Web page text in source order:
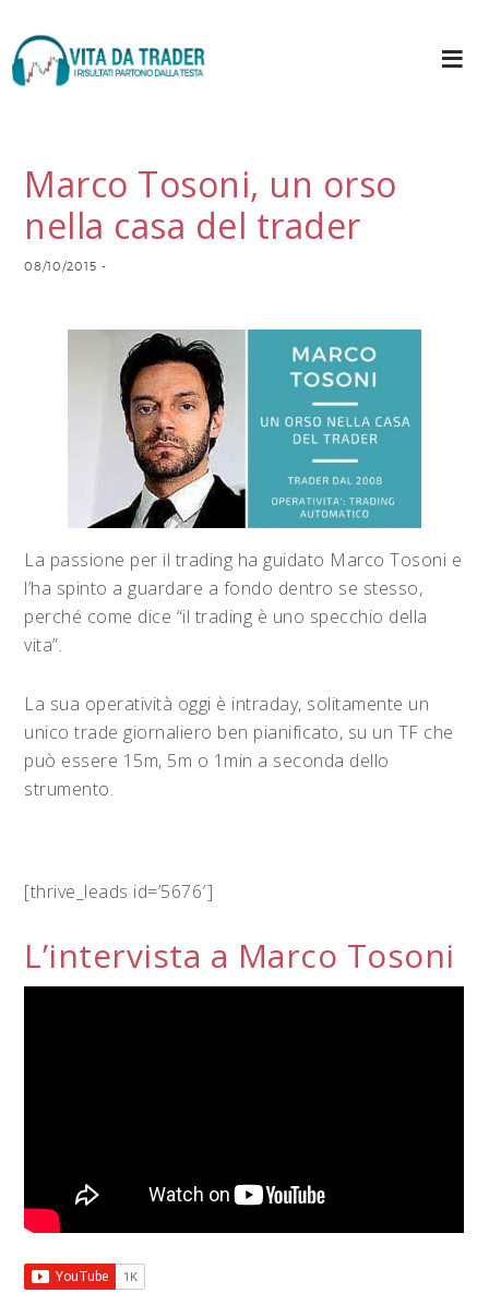
Marco Tosoni, un orso
nella casa del trader
08/10/2015 -
La passione per il trading ha guidato Marco Tosoni e
l’ha spinto a guardare a fondo dentro se stesso,
perché come dice “il trading è uno specchio della
vita”.
La sua operatività oggi è intraday, solitamente un
unico trade giornaliero ben pianificato, su un TF che
può essere 15m, 5m o 1min a seconda dello
strumento.
[thrive_leads id=’5676′]
L’intervista a Marco Tosoni